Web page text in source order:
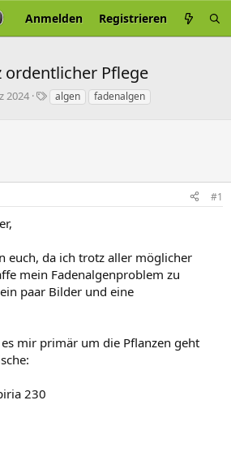
Anmelden Registrieren
ordentlicher Pflege
2024
S
w
r
algen fadenalgen
#1
euch, da ich trotz aller möglicher
mein Fadenalgenproblem zu
paar Bilder und eine
mir primär um die Pflanzen geht
230